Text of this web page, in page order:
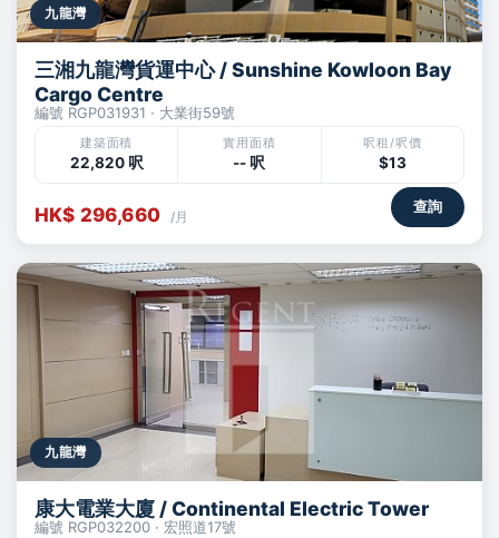
九龍灣
三湘九龍灣貨運中心 / Sunshine Kowloon Bay
Cargo Centre
編號 RGP031931 · 大業街59號
建築面積
22,820 呎
實用面積
-- 呎
呎租/呎價
$13
HK$ 296,660 /月
查詢
九龍灣
康大電業大廈 / Continental Electric Tower
編號 RGP032200 · 宏照道17號